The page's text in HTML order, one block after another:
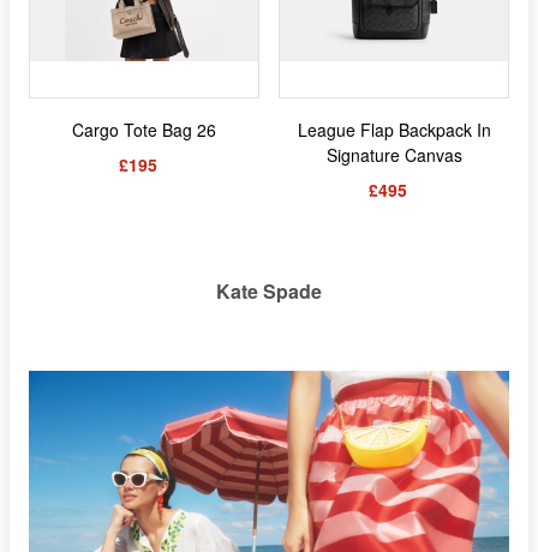
Cargo Tote Bag 26
£195
League Flap Backpack In
Signature Canvas
£495
Kate Spade